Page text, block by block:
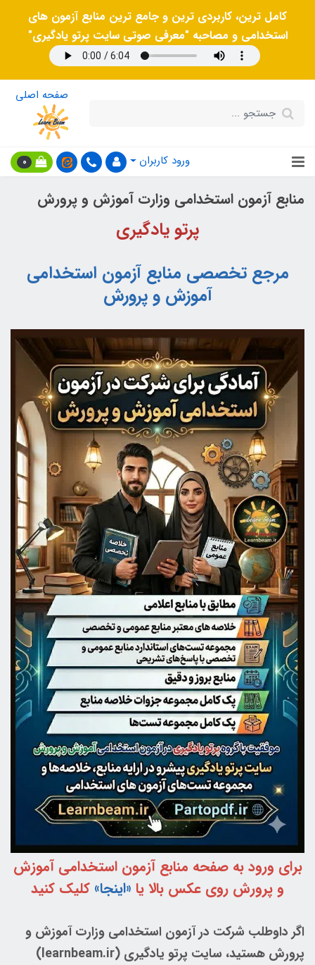
کامل ترین، کاربردی ترین و جامع ترین منابع آزمون های
استخدامی و مصاحبه "معرفی صوتی سایت پرتو یادگیری"
صفحه اصلی
ورود کاربران 0
منابع آزمون استخدامی وزارت آموزش و پرورش
پرتو یادگیری
مرجع تخصصی منابع آزمون استخدامی
آموزش و پرورش
برای ورود به صفحه منابع آزمون استخدامی آموزش
و پرورش روی عکس بالا یا «اینجا» کلیک کنید
اگر داوطلب شرکت در آزمون استخدامی وزارت آموزش و
پرورش هستید، سایت پرتو یادگیری (learnbeam.ir)